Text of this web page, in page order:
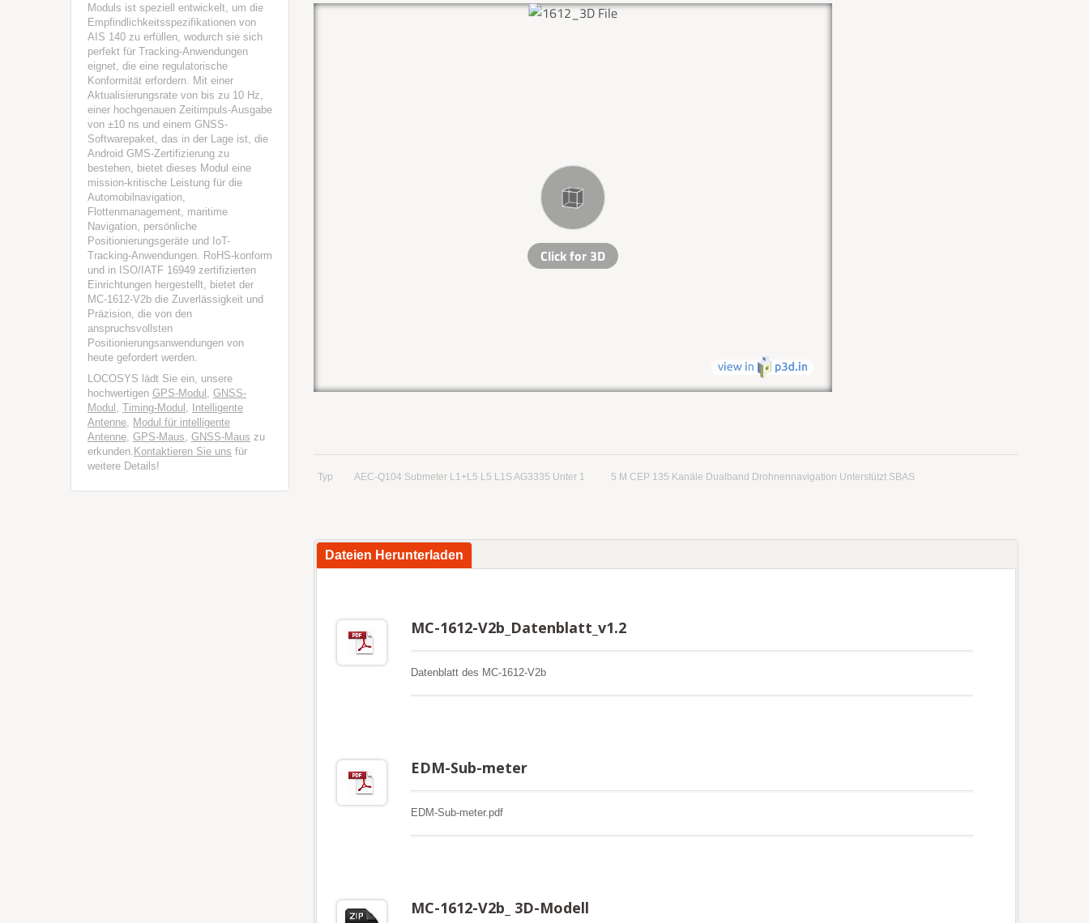
Moduls ist speziell entwickelt, um die
Empfindlichkeitsspezifikationen von
AIS 140 zu erfüllen, wodurch sie sich
perfekt für Tracking-Anwendungen
eignet, die eine regulatorische
Konformität erfordern. Mit einer
Aktualisierungsrate von bis zu 10 Hz,
einer hochgenauen Zeitimpuls-Ausgabe
von ±10 ns und einem GNSS-
Softwarepaket, das in der Lage ist, die
Android GMS-Zertifizierung zu
bestehen, bietet dieses Modul eine
mission-kritische Leistung für die
Automobilnavigation,
Flottenmanagement, maritime
Navigation, persönliche
Positionierungsgeräte und IoT-
Tracking-Anwendungen. RoHS-konform
und in ISO/IATF 16949 zertifizierten
Einrichtungen hergestellt, bietet der
MC-1612-V2b die Zuverlässigkeit und
Präzision, die von den
anspruchsvollsten
Positionierungsanwendungen von
heute gefordert werden.
LOCOSYS lädt Sie ein, unsere
hochwertigen GPS-Modul , GNSS-
Modul , Timing-Modul ,
Intelligente
Antenne, Modul für intelligente
Antenne, GPS-Maus, GNSS-Maus zu
erkunden. Kontaktieren Sie uns für
weitere Details!
Typ AEC-Q104 Submeter L1+L5 L5 L1S AG3335 Unter 1 5 M CEP 135 Kanäle Dualband Drohnennavigation Unterstützt SBAS
Dateien Herunterladen
MC-1612-V2b_Datenblatt_v1.2
Datenblatt des MC-1612-V2b
EDM-Sub-meter
EDM-Sub-meter.pdf
MC-1612-V2b_ 3D-Modell